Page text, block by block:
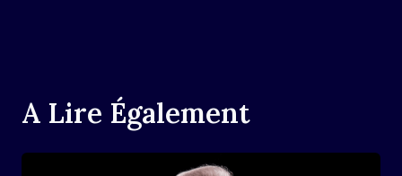
A Lire Également